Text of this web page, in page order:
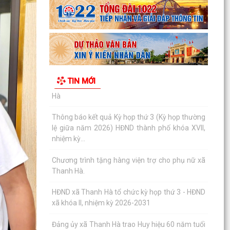
TIN MỚI
Lịch làm việc của Thường trực HĐND xã và Lãnh
đạo UBND xã từ ngày 03/8/2026 đến ngày
07/8/2026
Danh mục thủ tục hành chính thực hiện tại
Hà
lệ giữa năm 2026) HĐND thành phố khóa XVII,
nhiệm kỳ...
Thanh Hà.
xã khóa II, nhiệm kỳ 2026-2031
Đảng cho đảng viên Mạc Đình Tường